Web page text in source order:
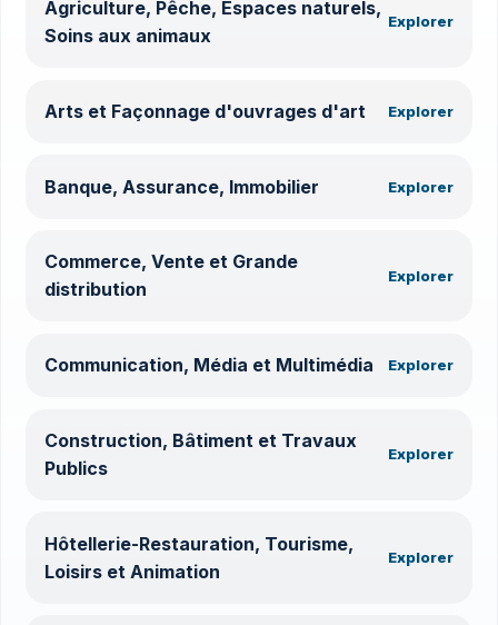
Agriculture, Pêche, Espaces naturels,
Soins aux animaux
Explorer
Arts et Façonnage d'ouvrages d'art Explorer
Banque, Assurance, Immobilier Explorer
Commerce, Vente et Grande
distribution
Explorer
Communication, Média et Multimédia Explorer
Construction, Bâtiment et Travaux
Publics
Explorer
Hôtellerie-Restauration, Tourisme,
Loisirs et Animation
Explorer